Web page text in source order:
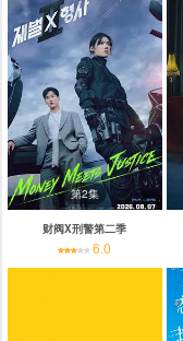
第2集
财阀X刑警第二季
6.0